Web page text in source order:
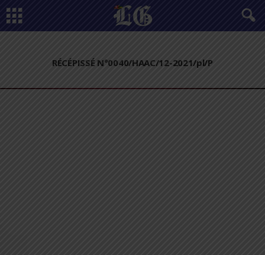
RÉCÉPISSÉ N°0040/HAAC/12-2021/pl/P